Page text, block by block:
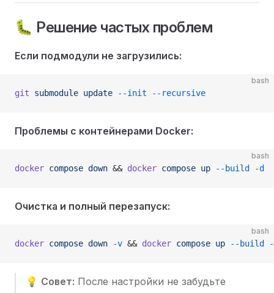
🐛 Решение частых проблем
Если подмодули не загрузились:
bash
git submodule update --init --recursive
Проблемы с контейнерами Docker:
bash
docker compose down && docker compose up --build -d
Очистка и полный перезапуск:
bash
docker compose down -v && docker compose up --build
💡 Совет: После настройки не забудьте